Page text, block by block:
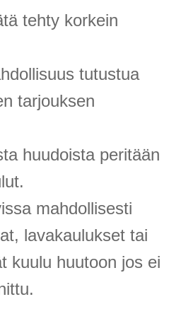
tehty korkein
tutustua
tarjouksen
huudoista peritään
mahdollisesti
lavakaulukset tai
kuulu huutoon jos ei